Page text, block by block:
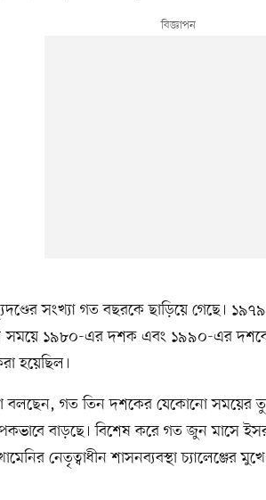
সংখ্যা গত বছরকে ছাড়িয়ে গেছে।
সময়ে ১৯৮০-এর দশক এবং ১৯৯০-এর
হয়েছিল।
বলছেন, গত তিন দশকের যেকোনো সময়ের
বাড়ছে। বিশেষ করে গত জুন মাসে
নেতৃত্বাধীন শাসনব্যবস্থা চ্যালেঞ্জের